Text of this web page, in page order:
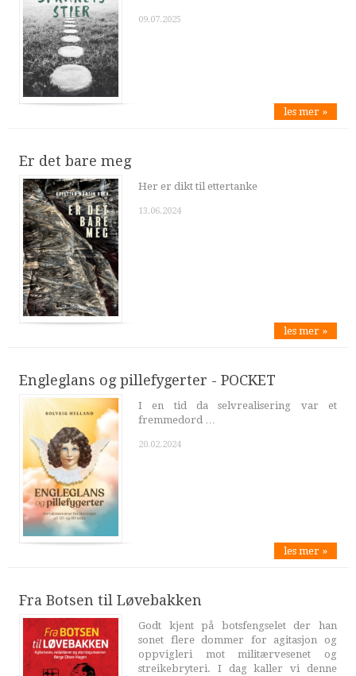
09.07.2025
les mer »
Er det bare meg
Her er dikt til ettertanke
13.06.2024
les mer »
Engleglans og pillefygerter - POCKET
I en tid da selvrealisering var et
fremmedord …
20.02.2024
les mer »
Fra Botsen til Løvebakken
Godt kjent på botsfengselet der han
sonet flere dommer for agitasjon og
oppvigleri mot militærvesenet og
streikebryteri. I dag kaller vi denne